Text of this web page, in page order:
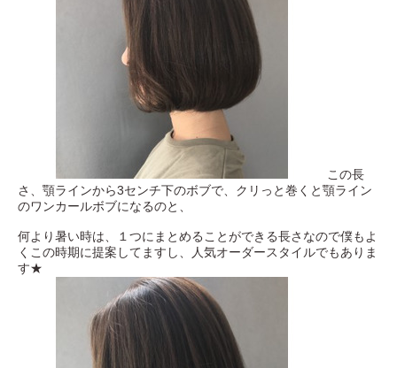
この長
さ、顎ラインから3センチ下のボブで、クリっと巻くと顎ライン
のワンカールボブになるのと、
何より暑い時は、１つにまとめることができる長さなので僕もよ
くこの時期に提案してますし、人気オーダースタイルでもありま
す★